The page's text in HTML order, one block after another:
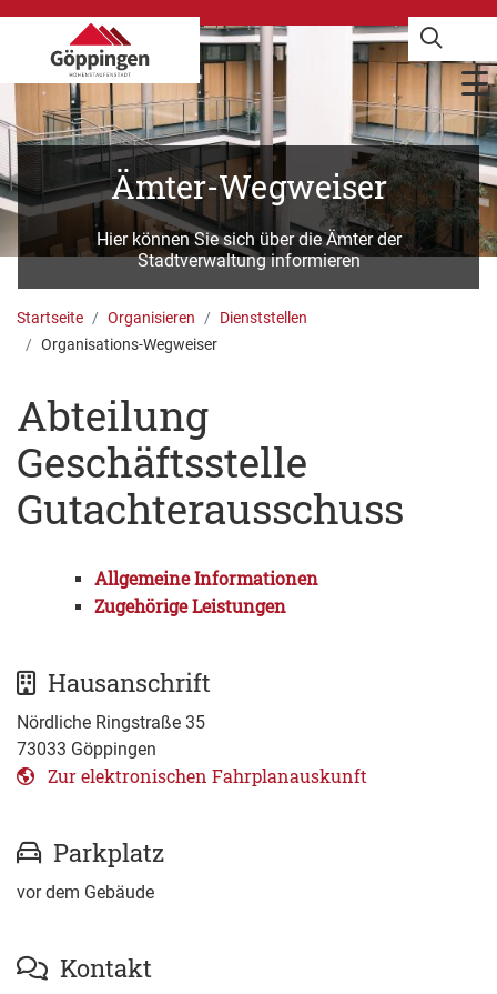
Ämter-Wegweiser
Hier können Sie sich über die Ämter der
Stadtverwaltung informieren
Startseite Organisieren
Dienststellen
Organisations-Wegweiser
Abteilung
Geschäftsstelle
Gutachterausschuss
Allgemeine Informationen
Zugehörige Leistungen
Hausanschrift
Nördliche Ringstraße 35
73033 Göppingen
Zur elektronischen Fahrplanauskunft
Parkplatz
vor dem Gebäude
Kontakt